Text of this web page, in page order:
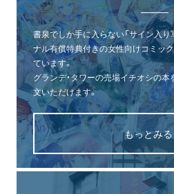
書泉でしか手に入らない「サイン入り
ナル有償特典付きの女性向けコミッ
ています。
グランデ・タワーの売場イチオシの
文いただけます。
もっとみる